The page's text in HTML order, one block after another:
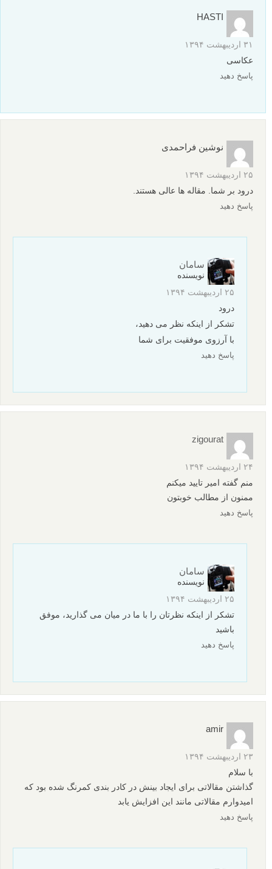
HASTI
۳۱ اردیبهشت ۱۳۹۴
عکاسی
پاسخ دهید
نوشین فراحمدی
۲۵ اردیبهشت ۱۳۹۴
درود بر شما. مقاله ها عالی هستند.
پاسخ دهید
سامان
نویسنده
۲۵ اردیبهشت ۱۳۹۴
درود
تشکر از اینکه نظر می دهید،
با آرزوی موفقیت برای شما
پاسخ دهید
zigourat
۲۴ اردیبهشت ۱۳۹۴
منم گفته امیر تایید میکنم
ممنون از مطالب خوبتون
پاسخ دهید
سامان
نویسنده
۲۵ اردیبهشت ۱۳۹۴
تشکر از اینکه نظرتان را با ما در میان می گذارید، موفق
باشید
پاسخ دهید
amir
۲۳ اردیبهشت ۱۳۹۴
با سلام
گذاشتن مقالاتی برای ایجاد بینش در کادر بندی کمرنگ شده بود که
امیدوارم مقالاتی مانند این افزایش یابد
پاسخ دهید